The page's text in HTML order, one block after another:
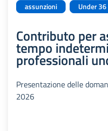
assunzioni Under 36
Contributo per
tempo
professionali
Presentazione delle
2026